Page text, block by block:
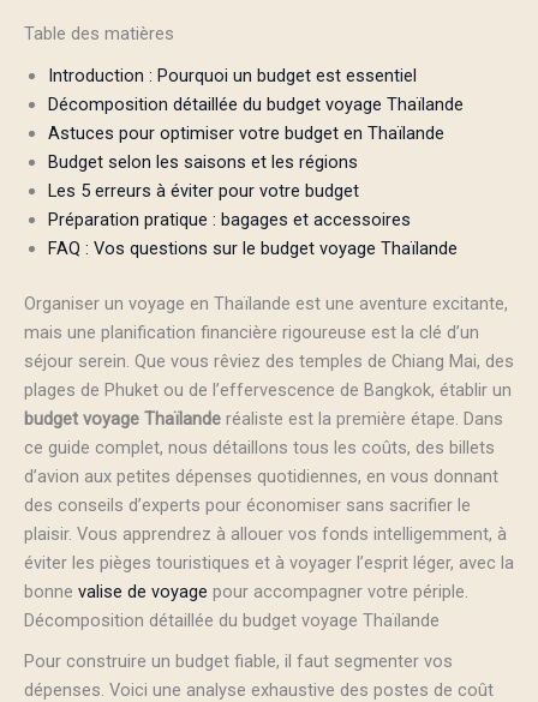
Table des matières
Introduction : Pourquoi un budget est essentiel
Décomposition détaillée du budget voyage Thaïlande
Astuces pour optimiser votre budget en Thaïlande
Budget selon les saisons et les régions
Les 5 erreurs à éviter pour votre budget
Préparation pratique : bagages et accessoires
FAQ : Vos questions sur le budget voyage Thaïlande
Organiser un voyage en Thaïlande est une aventure excitante,
mais une planification financière rigoureuse est la clé d’un
séjour serein. Que vous rêviez des temples de Chiang Mai, des
plages de Phuket ou de l’effervescence de Bangkok, établir un
budget voyage Thaïlande réaliste est la première étape. Dans
ce guide complet, nous détaillons tous les coûts, des billets
d’avion aux petites dépenses quotidiennes, en vous donnant
des conseils d’experts pour économiser sans sacrifier le
plaisir. Vous apprendrez à allouer vos fonds intelligemment, à
éviter les pièges touristiques et à voyager l’esprit léger, avec la
bonne valise de voyage pour accompagner votre périple.
Décomposition détaillée du budget voyage Thaïlande
Pour construire un budget fiable, il faut segmenter vos
dépenses. Voici une analyse exhaustive des postes de coût